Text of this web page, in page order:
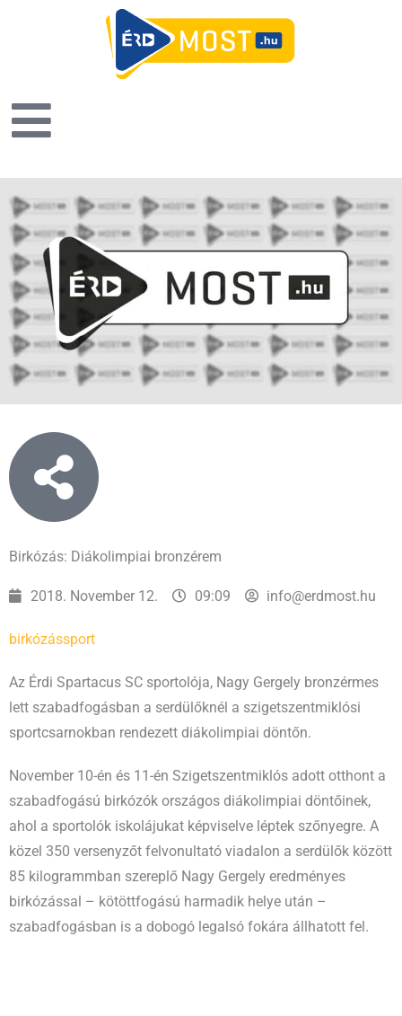
Birkózás: Diákolimpiai bronzérem
2018. November 12. 09:09 info@erdmost.hu
birkózássport
Az Érdi Spartacus SC sportolója, Nagy Gergely bronzérmes
lett szabadfogásban a serdülőknél a szigetszentmiklósi
sportcsarnokban rendezett diákolimpiai döntőn.
November 10-én és 11-én Szigetszentmiklós adott otthont a
szabadfogású birkózók országos diákolimpiai döntőinek,
ahol a sportolók iskolájukat képviselve léptek szőnyegre. A
közel 350 versenyzőt felvonultató viadalon a serdülők között
85 kilogrammban szereplő Nagy Gergely eredményes
birkózással – kötöttfogású harmadik helye után –
szabadfogásban is a dobogó legalsó fokára állhatott fel.